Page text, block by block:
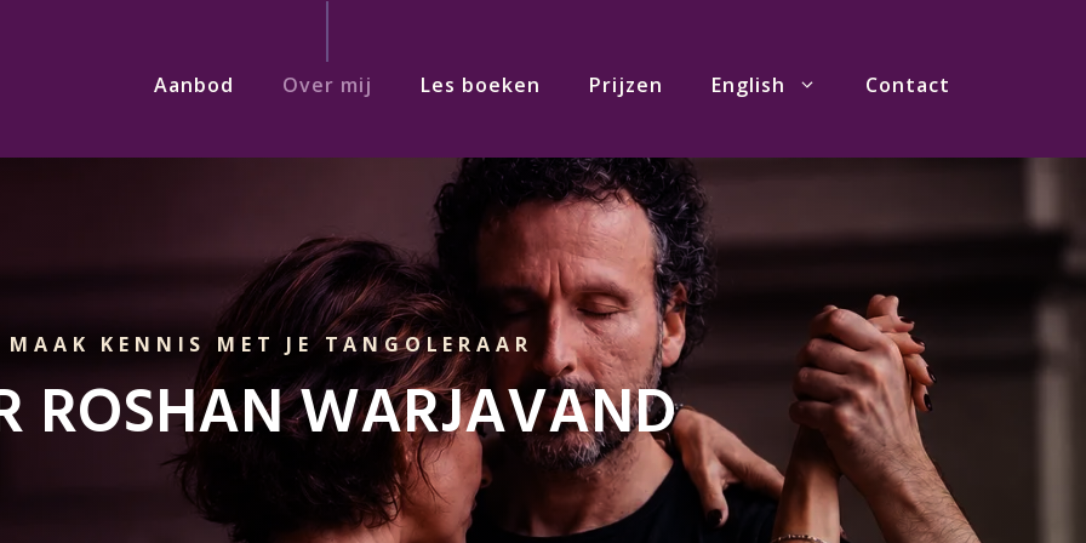
Aanbod Over mij Les boeken Prijzen English Contact
MAAK KENNIS MET JE TANGOLERAAR
ROSHAN WARJAVAND